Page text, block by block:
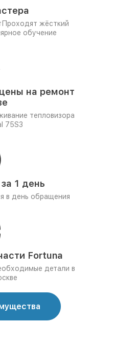
Проходят жёсткий
обучение
на ремонт
тепловизора
75S3
1 день
в день обращения
Fortuna
детали в